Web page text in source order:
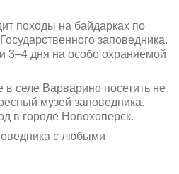
походы на байдарках по
заповедника.
3–4 дня на особо охраняемой
в селе Варварино посетить не
музей заповедника.
в городе Новохоперск.
с любыми